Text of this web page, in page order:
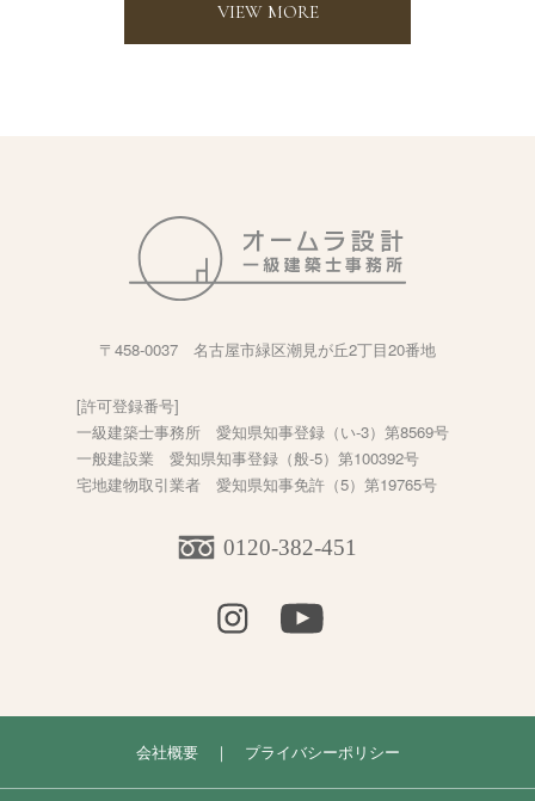
VIEW MORE
〒458-0037 名古屋市緑区潮見が丘2丁目20番地
[許可登録番号]
一級建築士事務所 愛知県知事登録（い-3）第8569号
一般建設業 愛知県知事登録（般-5）第100392号
宅地建物取引業者 愛知県知事免許（5）第19765号
0120-382-451
会社概要｜ プライバシーポリシー